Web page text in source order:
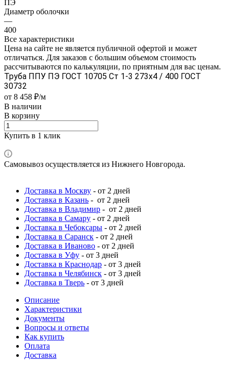
ПЭ
Диаметр оболочки
—
400
Все характеристики
Цена на сайте не является публичной офертой и может
отличаться. Для заказов с большим объемом стоимость
рассчитываются по калькуляции, по приятным для вас ценам.
Труба ППУ ПЭ ГОСТ 10705 Ст 1-3 273x4 / 400 ГОСТ
30732
от 8 458 ₽/м
В наличии
В корзину
Купить в 1 клик
Самовывоз осуществляется из Нижнего Новгорода.
Доставка в Москву - от 2 дней
Доставка в Казань - от 2 дней
Доставка в Владимир - от 2 дней
Доставка в Самару - от 2 дней
Доставка в Чебоксары - от 2 дней
Доставка в Саранск - от 2 дней
Доставка в Иваново - от 2 дней
Доставка в Уфу - от 3 дней
Доставка в Краснодар - от 3 дней
Доставка в Челябинск - от 3 дней
Доставка в Тверь - от 3 дней
Описание
Характеристики
Документы
Вопросы и ответы
Как купить
Оплата
Доставка